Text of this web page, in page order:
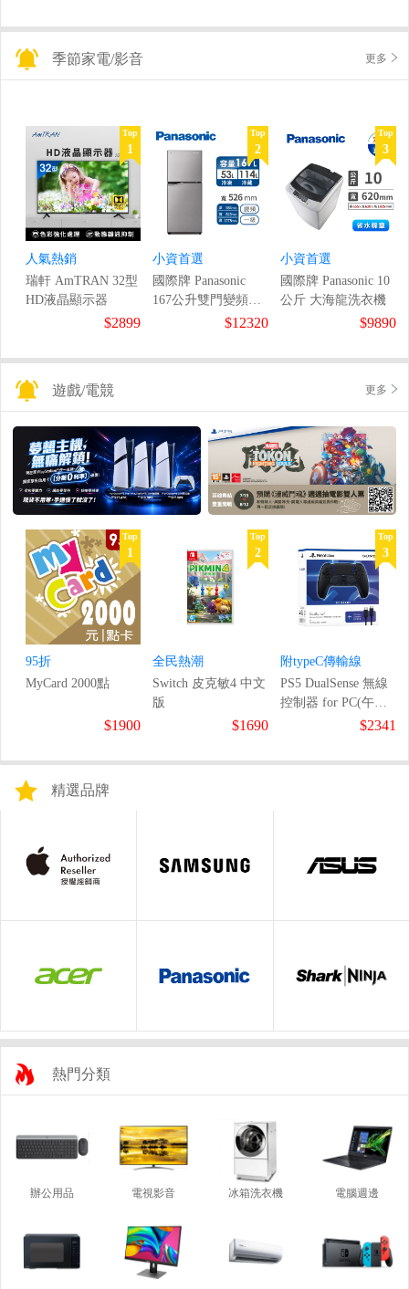
季節家電/影音 更多
Top
1
人氣熱銷
瑞軒 AmTRAN 32型
HD液晶顯示器
$2899
Top
2
小資首選
國際牌 Panasonic
167公升雙門變頻冰
$12320
Top
3
小資首選
國際牌 Panasonic 10
公斤 大海龍洗衣機
$9890
遊戲/電競 更多
Top
1
95折
MyCard 2000點
$1900
Top
2
全民熱潮
Switch 皮克敏4 中文
版
$1690
Top
3
附typeC傳輸線
PS5 DualSense 無線
控制器 for PC(午夜
$2341
精選品牌
熱門分類
辦公用品 電視影音 冰箱洗衣機 電腦週邊